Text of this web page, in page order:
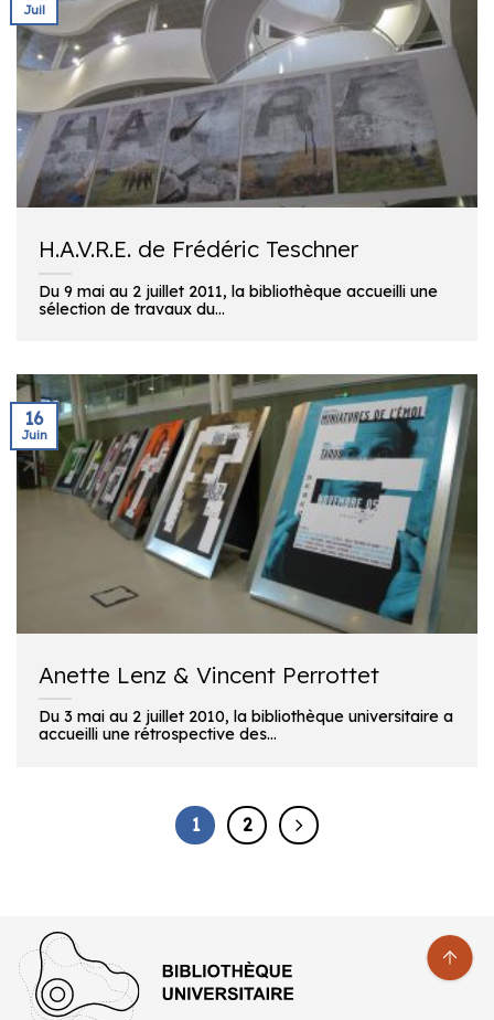
H.A.V.R.E. de Frédéric Teschner
Du 9 mai au 2 juillet 2011, la bibliothèque accueilli une
sélection de travaux du...
Juil
Anette Lenz & Vincent Perrottet
Du 3 mai au 2 juillet 2010, la bibliothèque universitaire a
accueilli une rétrospective des...
16
Juin
1 2